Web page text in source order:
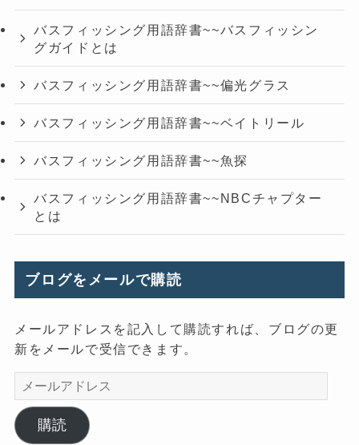
バスフィッシング用語辞書~~バスフィッシン
グガイドとは
バスフィッシング用語辞書~~偏光グラス
バスフィッシング用語辞書~~ベイトリール
バスフィッシング用語辞書~~魚探
バスフィッシング用語辞書~~NBCチャプター
とは
ブログをメールで購読
メールアドレスを記入して購読すれば、ブログの更
新をメールで受信できます。
メ
ー
ル
ア
購読